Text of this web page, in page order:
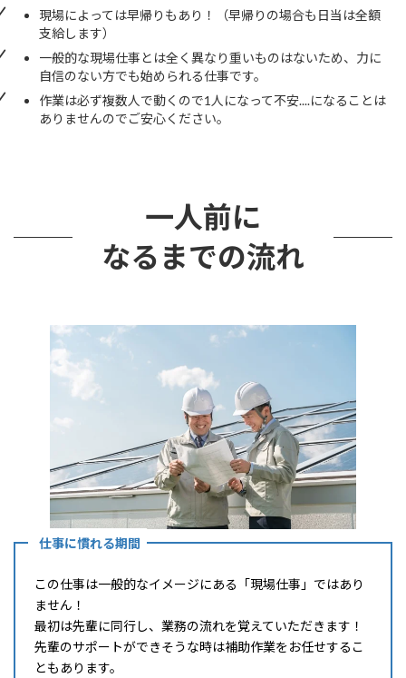
現場によっては早帰りもあり！（早帰りの場合も日当は全額
支給します）
一般的な現場仕事とは全く異なり重いものはないため、力に
自信のない方でも始められる仕事です。
作業は必ず複数人で動くので1人になって不安....になることは
ありませんのでご安心ください。
一人前に
なるまでの流れ
仕事に慣れる期間
この仕事は一般的なイメージにある「現場仕事」ではあり
ません！
最初は先輩に同行し、業務の流れを覚えていただきます！
先輩のサポートができそうな時は補助作業をお任せするこ
ともあります。